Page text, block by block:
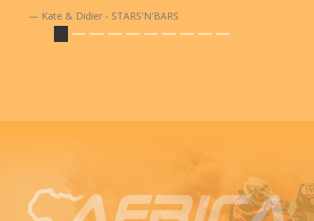
Kate & Didier - STARS'N'BARS